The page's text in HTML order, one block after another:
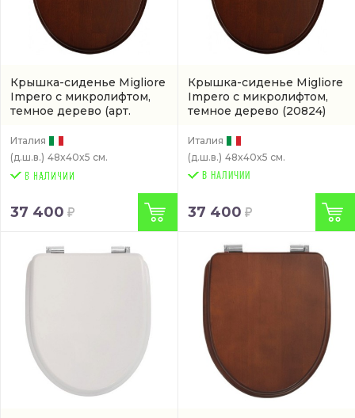
Крышка-сиденье Migliore
Impero с микролифтом,
темное дерево (арт.
Италия
(д.ш.в.) 48x40x5 см.
37 400
Крышка-сиденье Migliore
Impero с микролифтом,
темное дерево (20824)
Италия
(д.ш.в.) 48x40x5 см.
В НАЛИЧИИ
37 400